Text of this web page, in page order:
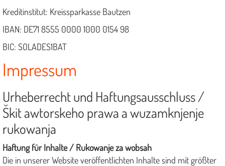
Kreditinstitut: Kreissparkasse Bautzen
IBAN: DE71 8555 0000 1000 0154 98
BIC: SOLADES1BAT
Impressum
Urheberrecht und Haftungsausschluss /
Škit awtorskeho prawa a wuzamknjenje
rukowanja
Haftung für Inhalte / Rukowanje za wobsah
Die in unserer Website veröffentlichten Inhalte sind mit größter